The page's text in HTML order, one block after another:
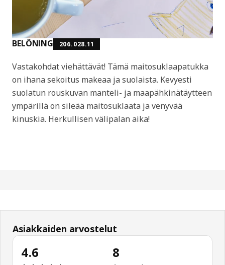
BELÖNING 206.028.11
Vastakohdat viehättävät! Tämä maitosuklaapatukka
on ihana sekoitus makeaa ja suolaista. Kevyesti
suolatun rouskuvan manteli- ja maapähkinätäytteen
ympärillä on sileää maitosuklaata ja venyvää
kinuskia. Herkullisen välipalan aika!
Asiakkaiden arvostelut
4.6 8